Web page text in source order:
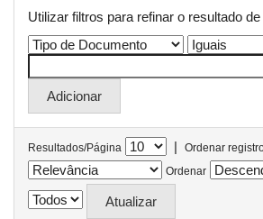
Utilizar filtros para refinar o resultado
Resultados/Página |
Ordenar
Ordenar